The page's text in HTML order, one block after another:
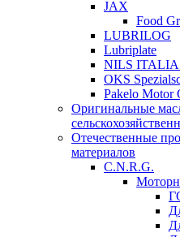
JAX
Food
LUBRILOG
Lubriplate
NILS
OKS
Pakelo Motor
Оригинальные
Отечественные
материалов
C.N.R.G.